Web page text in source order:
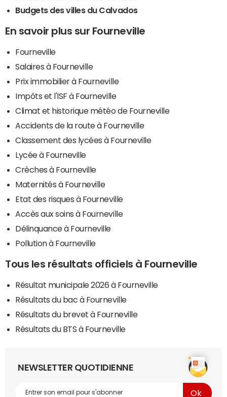
Budgets des villes du Calvados
En savoir plus sur Fourneville
Fourneville
Salaires à Fourneville
Prix immobilier à Fourneville
Impôts et l'ISF à Fourneville
Climat et historique météo de Fourneville
Accidents de la route à Fourneville
Classement des lycées à Fourneville
Lycée à Fourneville
Crèches à Fourneville
Maternités à Fourneville
Etat des risques à Fourneville
Accès aux soins à Fourneville
Délinquance à Fourneville
Pollution à Fourneville
Tous les résultats officiels à Fourneville
Résultat municipale 2026 à Fourneville
Résultats du bac à Fourneville
Résultats du brevet à Fourneville
Résultats du BTS à Fourneville
NEWSLETTER QUOTIDIENNE